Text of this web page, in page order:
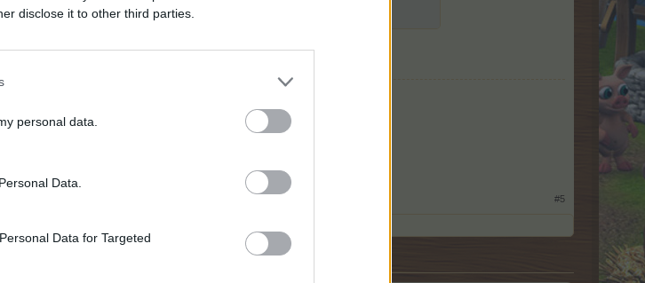
disclose it to other third parties.
personal data.
Data.
Data for Targeted
им на тез да са запрат малко
на справедливостта мелят бавно, но смилат ситно.“
да бъде достатъчно голям, за да признае грешките си,
достатъчно умен, за да спечели от тях,
#5